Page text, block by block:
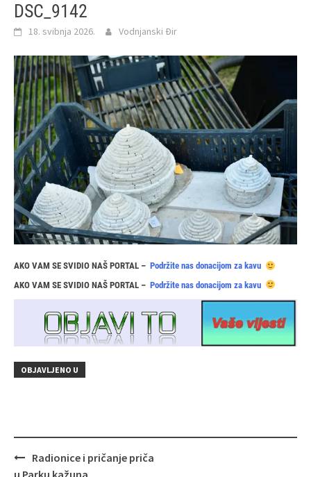
DSC_9142
18. svibnja 2026. Vodnjanski Đir
AKO VAM SE SVIDIO NAŠ PORTAL – Podržite nas donacijom za kavu
AKO VAM SE SVIDIO NAŠ PORTAL – Podržite nas donacijom za kavu
OBJAVLJENO U
Navigacija
objava
Radionice i pričanje priča